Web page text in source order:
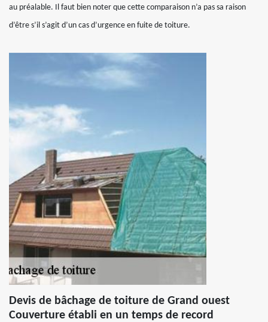
au préalable. Il faut bien noter que cette comparaison n’a pas sa raison
d’être s’il s’agit d’un cas d’urgence en fuite de toiture.
Devis de bâchage de toiture de Grand ouest
Couverture établi en un temps de record